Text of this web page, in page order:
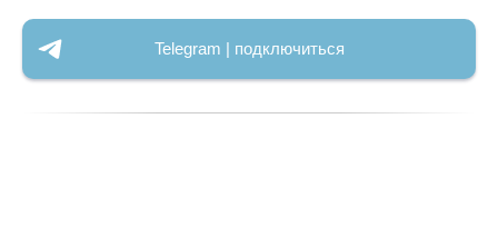
Telegram | подключиться